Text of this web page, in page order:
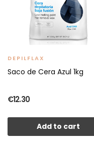
DEPILFLAX
Saco de Cera Azul 1kg
€12.30
Add to cart